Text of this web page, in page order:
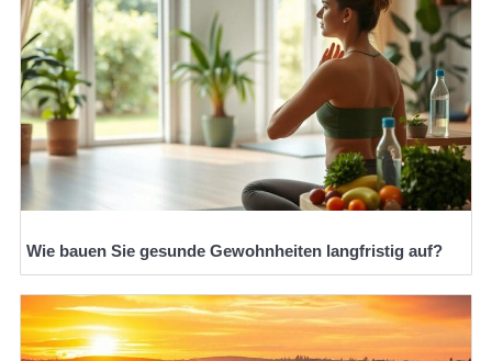
Wie bauen Sie gesunde Gewohnheiten langfristig auf?